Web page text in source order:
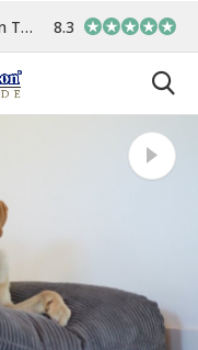
In eigener
8.3